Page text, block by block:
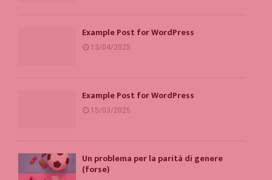
Example Post for WordPress
13/04/2025
Example Post for WordPress
15/03/2025
Un problema per la parità di genere
(forse)